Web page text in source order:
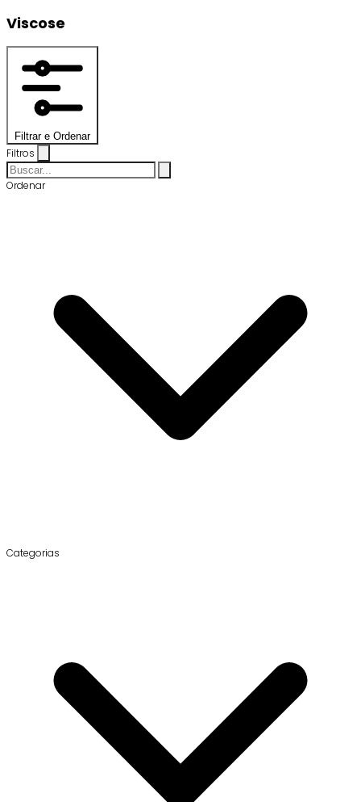
Viscose
Filtrar e Ordenar
Filtros
Ordenar
Categorias